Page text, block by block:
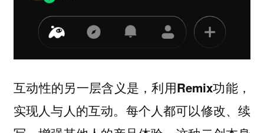
互动性的另一层含义是，利用Remix功能，
实现人与人的互动。 每个人都可以修改、续